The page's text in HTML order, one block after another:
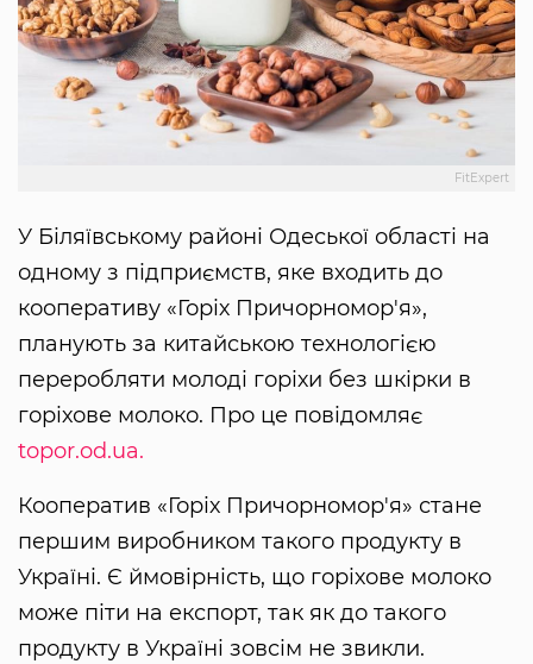
FitExpert
У Біляївському районі Одеської області на
одному з підприємств, яке входить до
кооперативу «Горіх Причорномор'я»,
планують за китайською технологією
переробляти молоді горіхи без шкірки в
горіхове молоко. Про це повідомляє
topor.od.ua.
Кооператив «Горіх Причорномор'я» стане
першим виробником такого продукту в
Україні. Є ймовірність, що горіхове молоко
може піти на експорт, так як до такого
продукту в Україні зовсім не звикли.